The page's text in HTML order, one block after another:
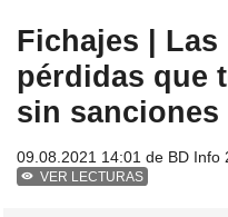
Fichajes |
pérdidas que
sin
09.08.2021 14:01 de BD Info
VER LECTURAS